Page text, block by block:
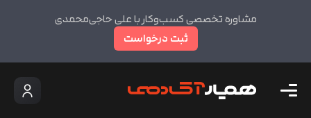
مشاوره تخصصی کسب‌وکار با علی حاجی‌محمدی
ثبت درخواست